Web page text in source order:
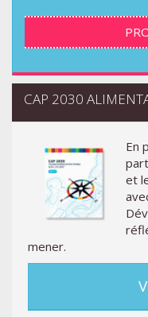
CAP 2030
En
et
mener.